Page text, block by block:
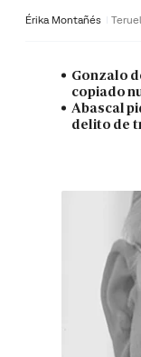
Érika Montañés Teruel
Gonzalo
copiado
Abascal
delito de